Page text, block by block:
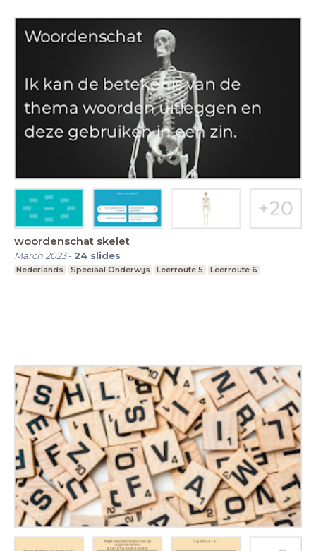
woordenschat skelet
March 2023- 24 slides
Nederlands Speciaal Onderwijs Leerroute 5 Leerroute 6